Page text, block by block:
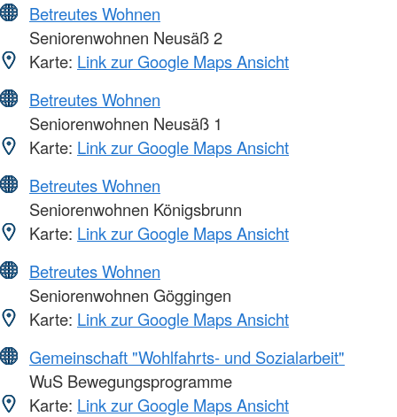
Betreutes Wohnen
Seniorenwohnen Neusäß 2
Karte: Link zur Google Maps Ansicht
Betreutes Wohnen
Seniorenwohnen Neusäß 1
Karte: Link zur Google Maps Ansicht
Betreutes Wohnen
Seniorenwohnen Königsbrunn
Karte: Link zur Google Maps Ansicht
Betreutes Wohnen
Seniorenwohnen Göggingen
Karte: Link zur Google Maps Ansicht
Gemeinschaft "Wohlfahrts- und Sozialarbeit"
WuS Bewegungsprogramme
Karte: Link zur Google Maps Ansicht